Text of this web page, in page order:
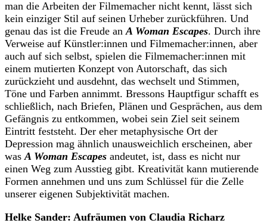
man die Arbeiten der Filmemacher nicht kennt, lässt sich
kein einziger Stil auf seinen Urheber zurückführen. Und
genau das ist die Freude anA Woman Escapes. Durch ihre
Verweise auf Künstler:innen und Filmemacher:innen, aber
auch auf sich selbst, spielen die Filmemacher:innen mit
einem mutierten Konzept von Autorschaft, das sich
zurückzieht und ausdehnt, das wechselt und Stimmen,
Töne und Farben annimmt. Bressons Hauptfigur schafft es
schließlich, nach Briefen, Plänen und Gesprächen, aus dem
Gefängnis zu entkommen, wobei sein Ziel seit seinem
Eintritt feststeht. Der eher metaphysische Ort der
Depression mag ähnlich unausweichlich erscheinen, aber
wasA Woman Escapes andeutet, ist, dass es nicht nur
einen Weg zum Ausstieg gibt. Kreativität kann mutierende
Formen annehmen und uns zum Schlüssel für die Zelle
unserer eigenen Subjektivität machen.
Helke Sander: Aufräumen von Claudia Richarz